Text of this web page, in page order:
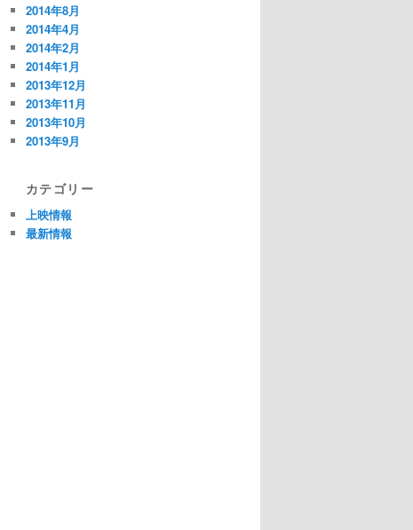
2014年8月
2014年4月
2014年2月
2014年1月
2013年12月
2013年11月
2013年10月
2013年9月
カテゴリー
上映情報
最新情報